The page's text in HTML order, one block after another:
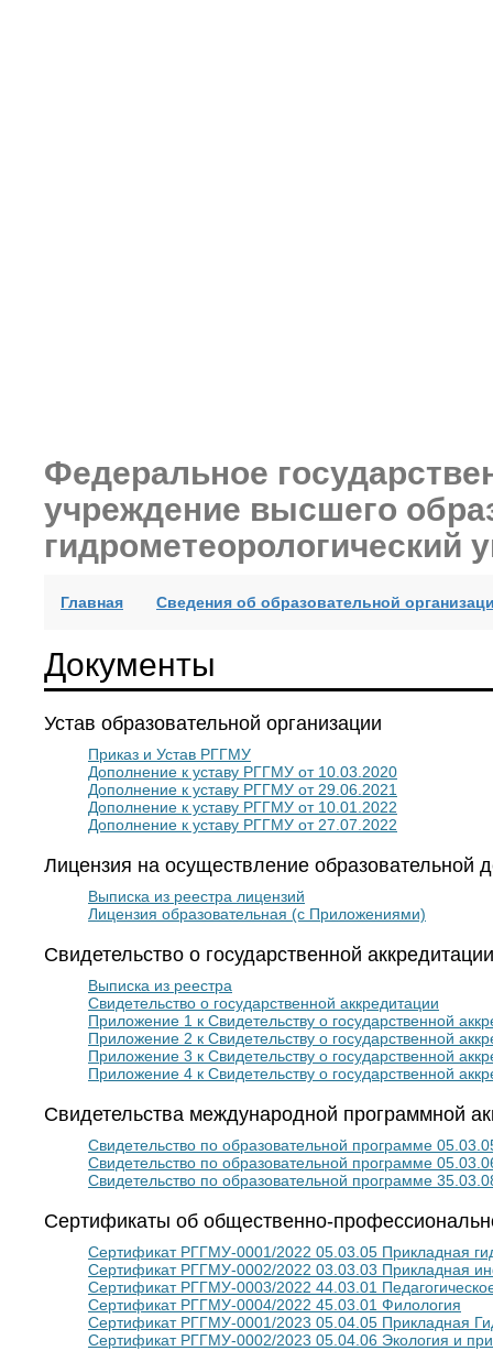
Федеральное
учреждение высшего
гидрометеорологический
Главная(current)Сведения об образовательной
Документы
Устав образовательной организации
Приказ и Устав РГГМУ
Дополнение к уставу РГГМУ от 10.03.2020
Дополнение к уставу РГГМУ от 29.06.2021
Дополнение к уставу РГГМУ от 10.01.2022
Дополнение к уставу РГГМУ от 27.07.2022
Лицензия на осуществление образовательной
Выписка из реестра лицензий
Лицензия образовательная (с Приложениями)
Свидетельство о государственной
Выписка из реестра
Свидетельство о государственной аккредитации
Приложение 1 к Свидетельству о государственной
Приложение 2 к Свидетельству о государственной
Приложение 3 к Свидетельству о государственной
Приложение 4 к Свидетельству о государственной
Свидетельства международной программной
Свидетельство по образовательной программе
Свидетельство по образовательной программе
Свидетельство по образовательной программе
Сертификаты об общественно-
Сертификат РГГМУ-0001/2022 05.03.05 Прикладная
Сертификат РГГМУ-0002/2022 03.03.03 Прикладная
Сертификат РГГМУ-0003/2022 44.03.01
Сертификат РГГМУ-0004/2022 45.03.01 Филология
Сертификат РГГМУ-0001/2023 05.04.05 Прикладная
Сертификат РГГМУ-0002/2023 05.04.06 Экология и